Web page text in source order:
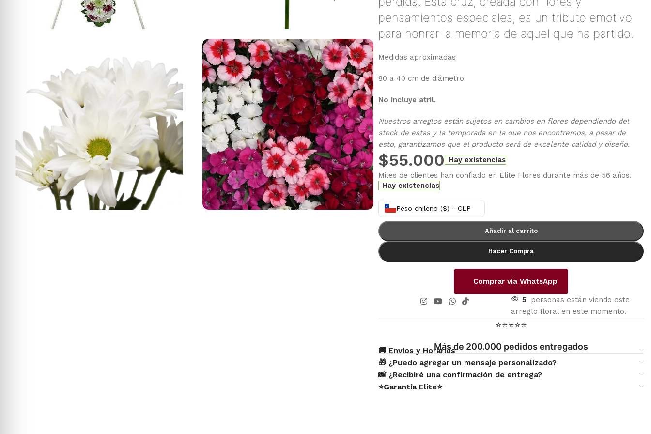
pensamientos especiales, es un tributo emotivo
para honrar la memoria de aquel que ha partido.
Medidas aproximadas
80 a 40 cm de diámetro
No incluye atril.
Nuestros arreglos están sujetos en cambios en flores dependiendo del
stock de estas y la temporada en la que nos encontremos, a pesar de
esto, garantizamos que el producto será de excelente calidad y diseño.
$55.000 Hay existencias
Miles de clientes han confiado en Elite Flores durante más de 56 años.
Hay existencias
Peso chileno ($) - CLP
Añadir al carrito
Hacer Compra
Comprar vía WhatsApp
5
personas están viendo este
arreglo floral en este momento.
⭐⭐⭐⭐⭐
Más de 200.000 pedidos entregados
🚚 Envíos y Horarios
🎁 ¿Puedo agregar un mensaje personalizado?
📸 ¿Recibiré una confirmación de entrega?
⭐Garantía Elite⭐